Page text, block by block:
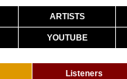
ARTISTS
YOUTUBE
Listeners